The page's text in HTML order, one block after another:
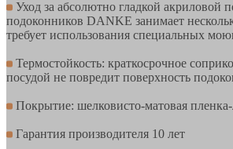
Уход за абсолютно гладкой акриловой
подоконников DANKE занимает
требует использования специальных
Термостойкость: краткосрочное
посудой не повредит поверхность
Покрытие: шелковисто-матовая
Гарантия производителя 10 лет